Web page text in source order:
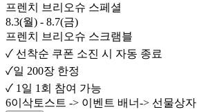
프렌치 브리오슈 스페셜
8.3(월) - 8.7(금)
프렌치 브리오슈 스크램블
✓ 선착순 쿠폰 소진 시 자동 종료
✓일 200장 한정
✓ 1일 1회 참여 가능
6이삭토스트 -> 이벤트 배너-> 선물상자